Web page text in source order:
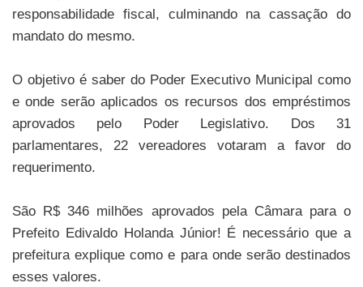
responsabilidade fiscal, culminando na cassação do
mandato do mesmo.
O objetivo é saber do Poder Executivo Municipal como
e onde serão aplicados os recursos dos empréstimos
aprovados pelo Poder Legislativo. Dos 31
parlamentares, 22 vereadores votaram a favor do
requerimento.
São R$ 346 milhões aprovados pela Câmara para o
Prefeito Edivaldo Holanda Júnior! É necessário que a
prefeitura explique como e para onde serão destinados
esses valores.